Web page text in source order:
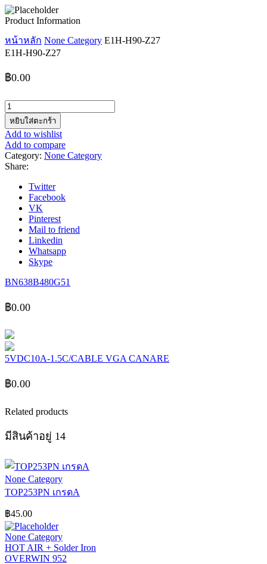
Product Information
หน้าหลัก None Category E1H-H90-Z27
E1H-H90-Z27
฿0.00
จำนวน
E1H-
H90-
Z27
ชิ้น
หยิบใส่ตะกร้า
Add to wishlist
Add to compare
Category: None Category
Share:
Twitter
Facebook
VK
Pinterest
Mail to friend
Linkedin
Whatsapp
Skype
BN638B480G51
฿0.00
5VDC10A-1.5C/CABLE VGA CANARE
฿0.00
Related products
มีสินค้าอยู่ 14
None Category
TOP253PN เกรดA
฿45.00
None Category
HOT AIR + Solder Iron
OVERWIN 952